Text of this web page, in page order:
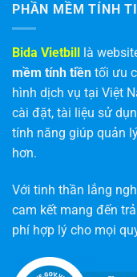
PHẦN MỀM TÍNH
Bida Vietbill là
mềm tính tiền tối ưu
hình dịch vụ tại Việt
cài đặt, tài liệu sử
tính năng giúp quản
hơn.
Với tinh thần lắng
cam kết mang đến
phí hợp lý cho mọi